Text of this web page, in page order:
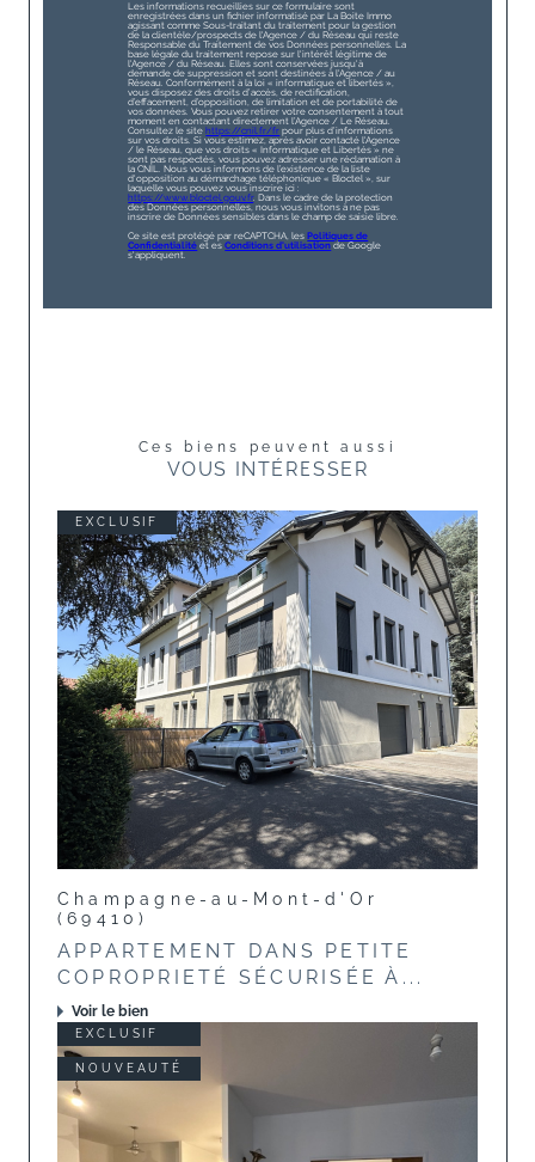
Les informations recueillies sur ce formulaire sont
enregistrées dans un fichier informatisé par La Boite Immo
agissant comme Sous-traitant du traitement pour la gestion
de la clientèle/prospects de l'Agence / du Réseau qui reste
Responsable du Traitement de vos Données personnelles. La
base légale du traitement repose sur l'intérêt légitime de
l'Agence / du Réseau. Elles sont conservées jusqu'à
demande de suppression et sont destinées à l'Agence / au
Réseau. Conformément à la loi « informatique et libertés »,
vous disposez des droits d’accès, de rectification,
d’effacement, d’opposition, de limitation et de portabilité de
vos données. Vous pouvez retirer votre consentement à tout
moment en contactant directement l’Agence / Le Réseau.
Consultez le site https://cnil.fr/fr pour plus d’informations
sur vos droits. Si vous estimez, après avoir contacté l'Agence
/ le Réseau, que vos droits « Informatique et Libertés » ne
sont pas respectés, vous pouvez adresser une réclamation à
la CNIL. Nous vous informons de l’existence de la liste
d'opposition au démarchage téléphonique « Bloctel », sur
laquelle vous pouvez vous inscrire ici :
https://www.bloctel.gouv.fr. Dans le cadre de la protection
des Données personnelles, nous vous invitons à ne pas
inscrire de Données sensibles dans le champ de saisie libre.
Ce site est protégé par reCAPTCHA, les Politiques de
Confidentialité et esConditions d'utilisation de Google
s'appliquent.
Ces biens peuvent aussi
VOUS INTÉRESSER
EXCLUSIF
Champagne-au-Mont-d'Or
(69410)
APPARTEMENT DANS PETITE
COPROPRIETÉ SÉCURISÉE À...
Voir le bien
EXCLUSIF
NOUVEAUTÉ